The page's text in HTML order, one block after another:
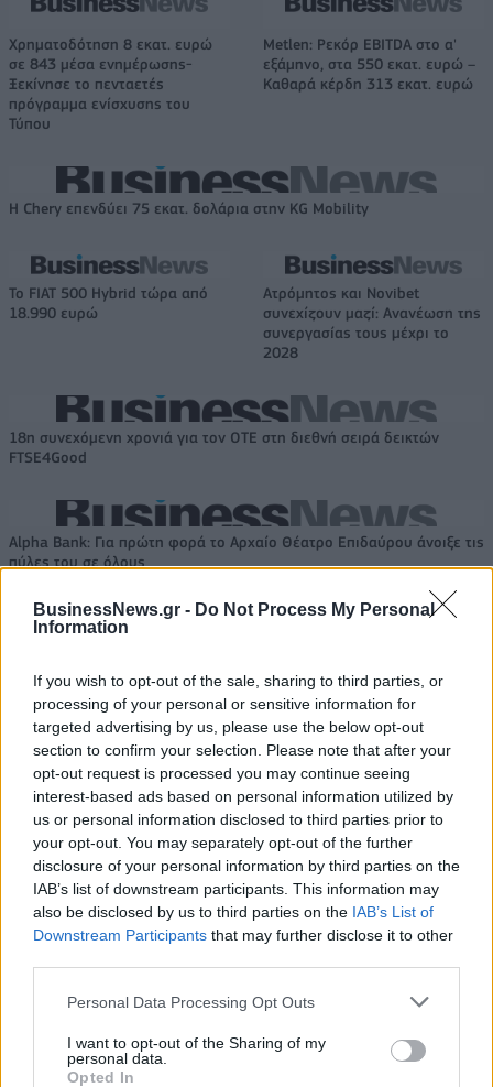
BusinessNews.gr - Do Not Process My Personal
Information
If you wish to opt-out of the sale, sharing to third parties, or
processing of your personal or sensitive information for
targeted advertising by us, please use the below opt-out
section to confirm your selection. Please note that after your
opt-out request is processed you may continue seeing
interest-based ads based on personal information utilized by
us or personal information disclosed to third parties prior to
your opt-out. You may separately opt-out of the further
disclosure of your personal information by third parties on the
IAB’s list of downstream participants. This information may
also be disclosed by us to third parties on the IAB’s List of
Downstream Participants that may further disclose it to other
Personal Data Processing Opt Outs
I want to opt-out of the Sharing of my
personal data.
Opted In
Χρηματοδότηση 8 εκατ. ευρώ
σε 843 μέσα ενημέρωσης-
Ξεκίνησε το πενταετές
πρόγραμμα ενίσχυσης του
Τύπου
Metlen: Ρεκόρ EBITDA στο α'
εξάμηνο, στα 550 εκατ. ευρώ –
Καθαρά κέρδη 313 εκατ. ευρώ
Η Chery επενδύει 75 εκατ. δολάρια στην KG Mobility
Το FIAT 500 Hybrid τώρα από
18.990 ευρώ
Ατρόμητος και Novibet
συνεχίζουν μαζί: Ανανέωση της
συνεργασίας τους μέχρι το
2028
18η συνεχόμενη χρονιά για τον ΟΤΕ στη διεθνή σειρά δεικτών
FTSE4Good
Alpha Bank: Για πρώτη φορά το Αρχαίο Θέατρο Επιδαύρου άνοιξε τις
πύλες του σε όλους
ΠΕΡΙΣΣΌΤΕΡΑ ΣΕ ΑΥΤΉ ΤΗΝ ΚΑΤΗΓΟΡΊΑ
Συμμετοχή Ν. Αναστασιάδη
στη σύνοδο των χωρών
του Νότου
08/04/2017 - 03:00
Β. Σόιμπλε: Όχι σε
μεταρρυθμίσεις στην
ευρωζώνη με δικό της
προϋπολογισμό και
υπουργό Οικονομικών